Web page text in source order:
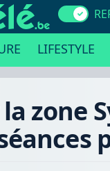
LIFESTYLE
zone